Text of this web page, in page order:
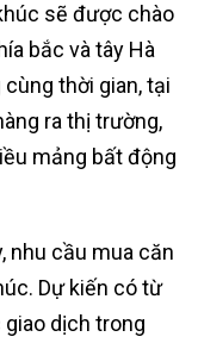
sẽ được chào
bắc và tây Hà
thời gian, tại
ra thị trường,
mảng bất động
nhu cầu mua căn
Dự kiến có từ
dịch trong